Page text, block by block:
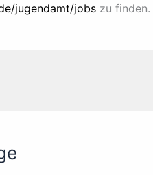
jugendamt/jobs zu finden.